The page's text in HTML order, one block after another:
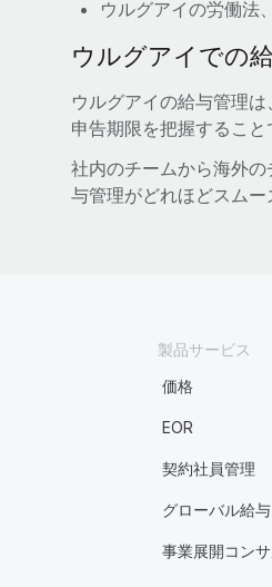
ウルグアイの労働法
ウルグアイでの
ウルグアイの給与管理
申告期限を把握すること
社内のチームから海外
与管理がどれほどスム
製品サービス
価格
EOR
契約社員管理
グローバル給与
事業展開コン